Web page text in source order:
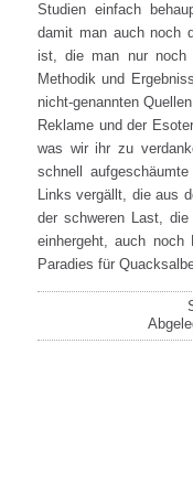
Studien einfach
damit man auch noch
ist, die man nur noch
Methodik und
nicht-genannten
Reklame und der
was wir ihr zu
schnell
Links vergällt, die aus
der schweren Last,
einhergeht, auch noch
Paradies für